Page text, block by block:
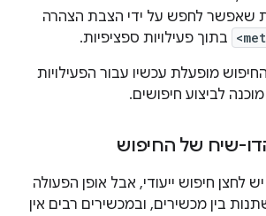
שאפשר לחפש על ידי הצבת הצהרה
בתוך פעילויות ספציפיות.
מופעלת עכשיו עבור הפעילויות
לביצוע חיפושים.
שיח של החיפוש
לחצן חיפוש ייעודי, אבל אופן הפעולה
בין מכשירים, ובמכשירים רבים אין